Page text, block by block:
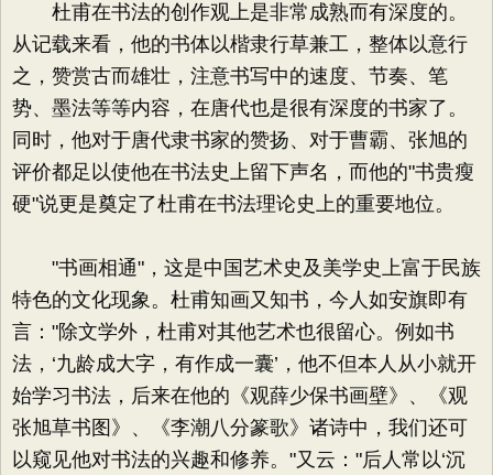
杜甫在书法的创作观上是非常成熟而有深度的。
从记载来看，他的书体以楷隶行草兼工，整体以意行
之，赞赏古而雄壮，注意书写中的速度、节奏、笔
势、墨法等等内容，在唐代也是很有深度的书家了。
同时，他对于唐代隶书家的赞扬、对于曹霸、张旭的
评价都足以使他在书法史上留下声名，而他的"书贵瘦
硬"说更是奠定了杜甫在书法理论史上的重要地位。
"书画相通"，这是中国艺术史及美学史上富于民族
特色的文化现象。杜甫知画又知书，今人如安旗即有
言："除文学外，杜甫对其他艺术也很留心。例如书
法，‘九龄成大字，有作成一囊’，他不但本人从小就开
始学习书法，后来在他的《观薛少保书画壁》、《观
张旭草书图》、《李潮八分篆歌》诸诗中，我们还可
以窥见他对书法的兴趣和修养。"又云："后人常以‘沉